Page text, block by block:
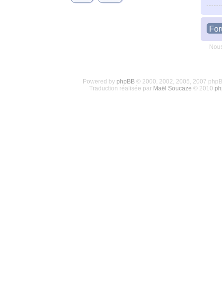
Powered by phpBB© 2000, 2002, 2005, 2007
Traduction réalisée par Maël Soucaze © 2010